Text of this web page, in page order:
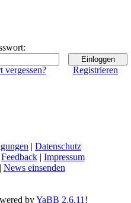
:
Registrieren
vergessen?
| Datenschutz
Feedback| Impressum
News einsenden
byYaBB 2.6.11 !